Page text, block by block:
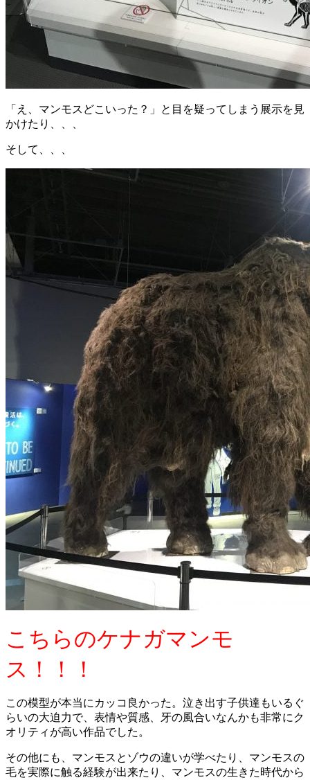
「え、マンモスどこいった？」と目を疑ってしまう展示を見
かけたり、、、
そして、、、
こちらのケナガマンモ
ス！！！
この模型が本当にカッコ良かった。泣き出す子供達もいるぐ
らいの大迫力で、表情や質感、牙の風合いなんかも非常にク
オリティが高い作品でした。
その他にも、マンモスとゾウの違いが学べたり、マンモスの
毛を実際に触る経験が出来たり、マンモスの生きた時代から